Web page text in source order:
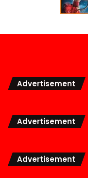
Advertisement
Advertisement
Advertisement